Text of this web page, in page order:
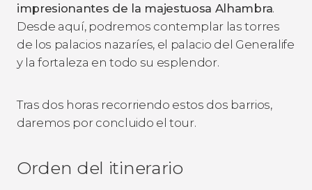
impresionantes de la majestuosa Alhambra.
Desde aquí, podremos contemplar las torres
de los palacios nazaríes, el palacio del Generalife
y la fortaleza en todo su esplendor.
Tras dos horas recorriendo estos dos barrios,
daremos por concluido el tour.
Orden del itinerario